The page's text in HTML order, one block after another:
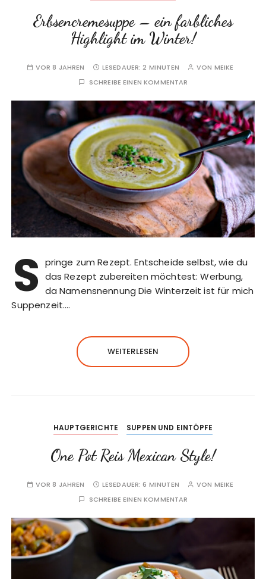
Erbsencremesuppe – ein farbliches
Highlight im Winter!
VOR 8 JAHREN LESEDAUER:2 MINUTEN VON MEIKE
SCHREIBE EINEN KOMMENTAR
S pringe zum Rezept. Entscheide selbst, wie du
das Rezept zubereiten möchtest: Werbung,
da Namensnennung Die Winterzeit ist für mich
Suppenzeit….
WEITERLESEN
HAUPTGERICHTE SUPPEN UND EINTÖPFE
One Pot Reis Mexican Style!
VOR 8 JAHREN LESEDAUER:6 MINUTEN VON MEIKE
SCHREIBE EINEN KOMMENTAR